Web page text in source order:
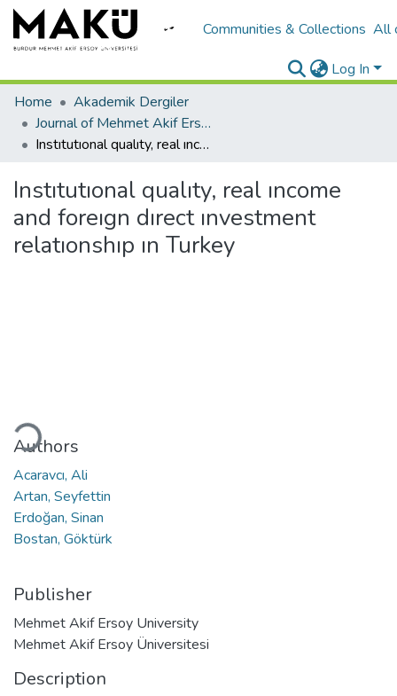
Communities & Collections All
Log In
Home
Akademik Dergiler
Journal of Mehmet Akif Ersoy University Economics and Administrative Sciences Faculty
Instıtutıonal qualıty, real ıncome and foreıgn dırect ınvestment relatıonshıp ın Turkey
Instıtutıonal qualıty, real ıncome
and foreıgn dırect ınvestment
relatıonshıp ın Turkey
Authors
Acaravcı, Ali
Artan, Seyfettin
Erdoğan, Sinan
Bostan, Göktürk
Publisher
Mehmet Akif Ersoy University
Mehmet Akif Ersoy Üniversitesi
Description